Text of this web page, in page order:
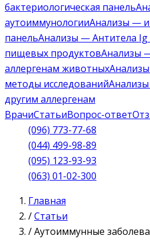
бактериологическая панель
аутоиммунологииАнализы —
панельАнализы — Антитела Ig
пищевых продуктовАнализы
аллергенам животных
методы исследований
другим аллергенам
ВрачиСтатьиВопрос-ответ
(096) 773-77-68
(044) 499-98-89
(095) 123-93-93
(063) 01-02-300
Главная
/Статьи
/Аутоиммунные